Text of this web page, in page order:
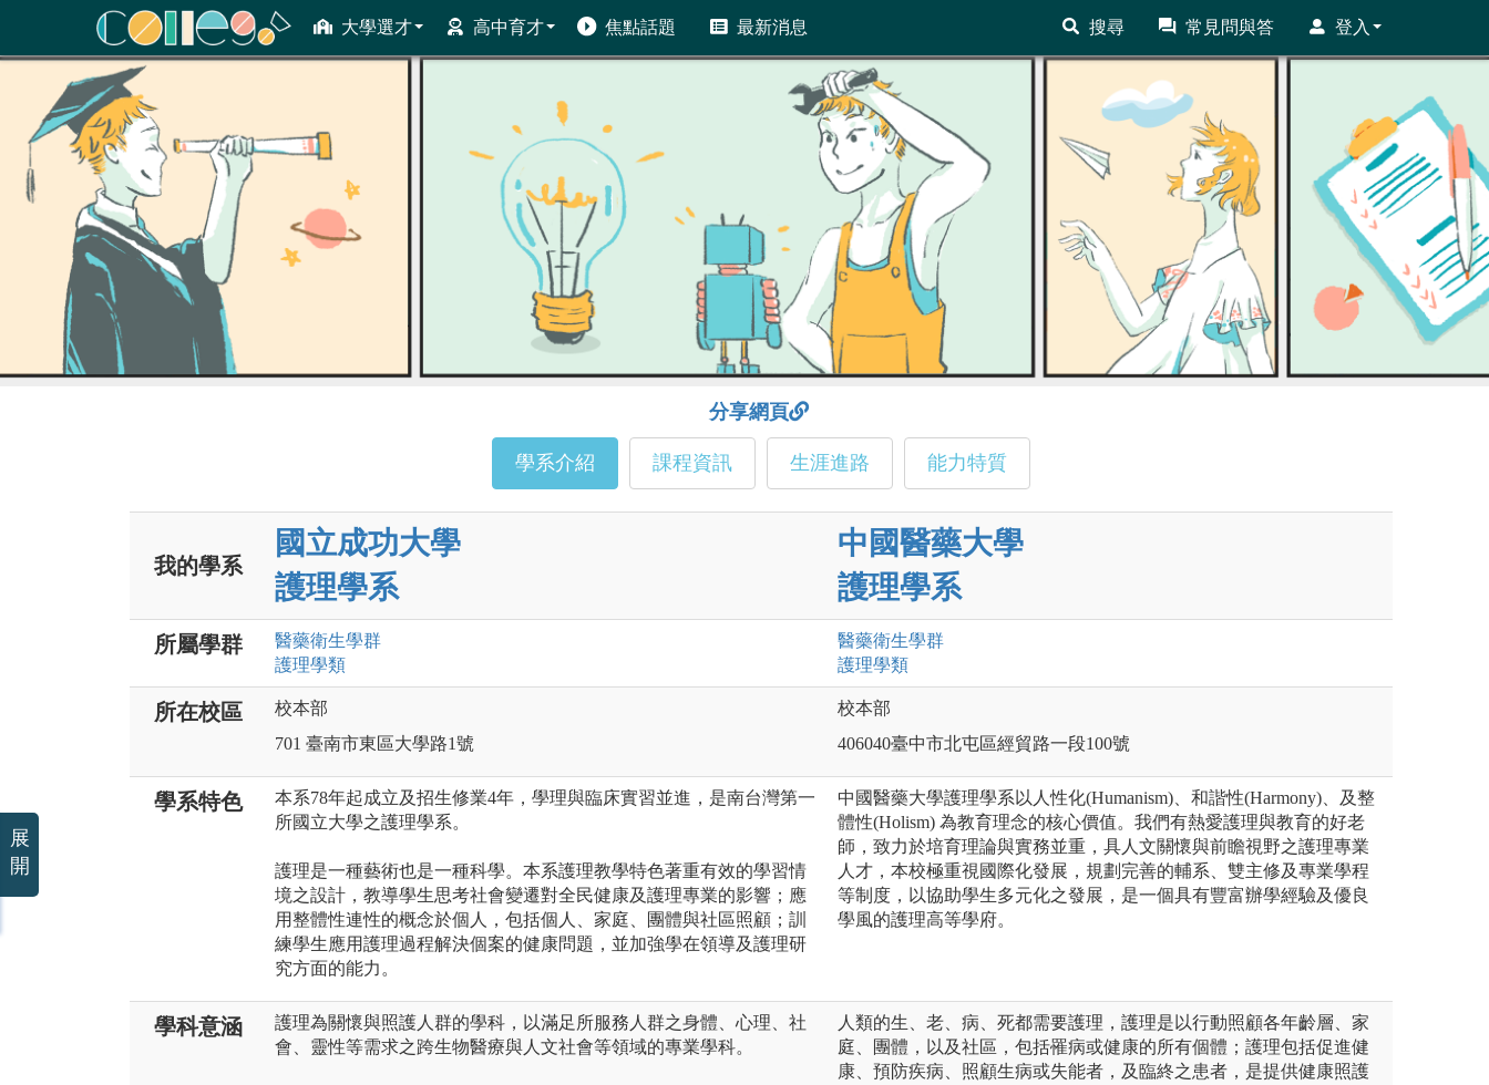
大學選才 高中育才 焦點話題 最新消息 搜尋 常見問與答 登入
ColleGo! 大學選才與高中育才輔助系統
分享網頁
學系介紹 課程資訊 生涯進路 能力特質
我的學系
國立成功大學
護理學系
中國醫藥大學
護理學系
所屬學群 醫藥衛生學群
護理學類
醫藥衛生學群
護理學類
所在校區
校本部
701 臺南市東區大學路1號
校本部
406040臺中市北屯區經貿路一段100號
學系特色
本系78年起成立及招生修業4年，學理與臨床實習並進，是南台灣第一
所國立大學之護理學系。
護理是一種藝術也是一種科學。本系護理教學特色著重有效的學習情
境之設計，教導學生思考社會變遷對全民健康及護理專業的影響；應
用整體性連性的概念於個人，包括個人、家庭、團體與社區照顧；訓
練學生應用護理過程解決個案的健康問題，並加強學在領導及護理研
究方面的能力。
中國醫藥大學護理學系以人性化(Humanism)、和諧性(Harmony)、及整
體性(Holism) 為教育理念的核心價值。我們有熱愛護理與教育的好老
師，致力於培育理論與實務並重，具人文關懷與前瞻視野之護理專業
人才，本校極重視國際化發展，規劃完善的輔系、雙主修及專業學程
等制度，以協助學生多元化之發展，是一個具有豐富辦學經驗及優良
學風的護理高等學府。
學科意涵
護理為關懷與照護人群的學科，以滿足所服務人群之身體、心理、社
會、靈性等需求之跨生物醫療與人文社會等領域的專業學科。
人類的生、老、病、死都需要護理，護理是以行動照顧各年齡層、家
庭、團體，以及社區，包括罹病或健康的所有個體；護理包括促進健
康、預防疾病、照顧生病或失能者，及臨終之患者，是提供健康照護
展
開